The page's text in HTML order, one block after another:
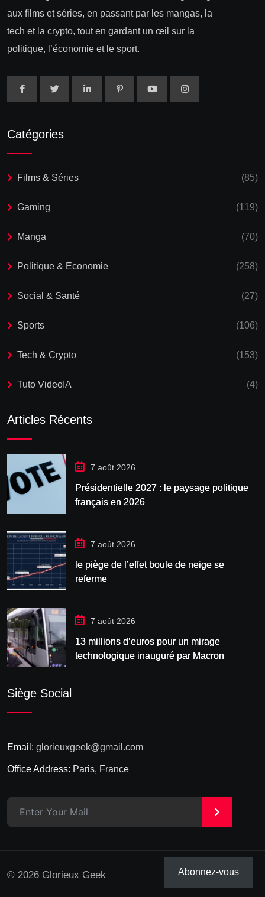
aux films et séries, en passant par les mangas, la
tech et la crypto, tout en gardant un œil sur la
politique, l’économie et le sport.
Catégories
Films & Séries (85)
Gaming (119)
Manga (70)
Politique & Economie (258)
Social & Santé (27)
Sports (106)
Tech & Crypto (153)
Tuto VideoIA (4)
Articles Récents
7 août 2026
Présidentielle 2027 : le paysage politique
français en 2026
7 août 2026
le piège de l’effet boule de neige se
referme
7 août 2026
13 millions d’euros pour un mirage
technologique inauguré par Macron
Siège Social
Email: glorieuxgeek@gmail.com
Office Address: Paris, France
>
© 2026 Glorieux Geek Abonnez-vous